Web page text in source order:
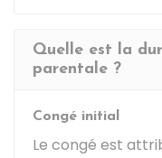
Quelle est la
parentale ?
Congé initial
Le congé est